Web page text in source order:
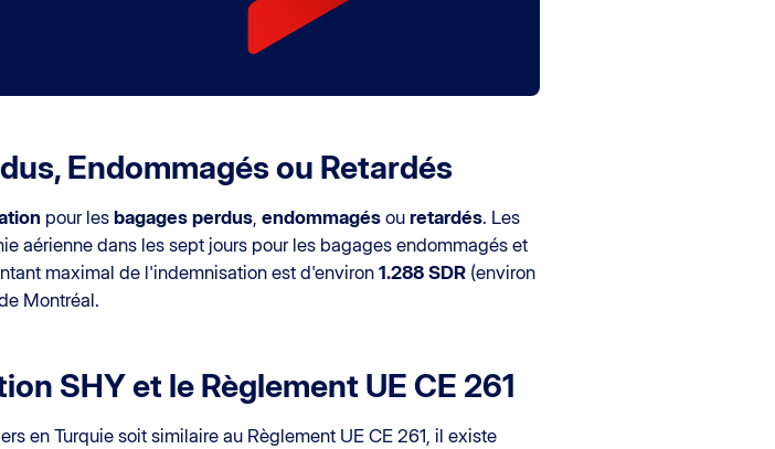
Endommagés ou Retardés
pour les bagages perdus, endommagés ou retardés. Les
aérienne dans les sept jours pour les bagages endommagés et
maximal de l'indemnisation est d'environ 1.288 SDR (environ
Montréal.
SHYet le Règlement UE CE 261
en Turquie soit similaire au Règlement UE CE 261, il existe